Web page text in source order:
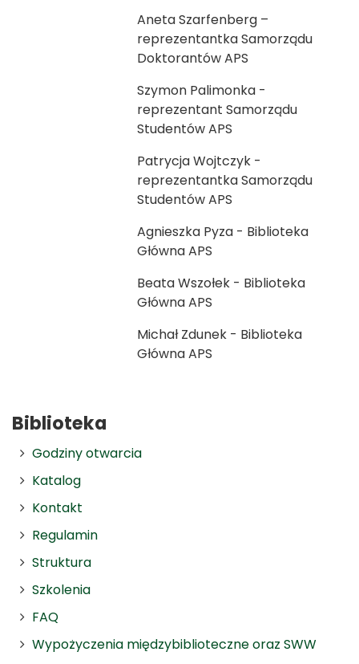
Biblioteka
Godziny otwarcia
Katalog
Kontakt
Regulamin
Struktura
Szkolenia
FAQ
Wypożyczenia międzybiblioteczne oraz SWW
Aneta Szarfenberg –
reprezentantka Samorządu
Doktorantów APS
Szymon Palimonka -
reprezentant Samorządu
Studentów APS
Patrycja Wojtczyk -
reprezentantka Samorządu
Studentów APS
Agnieszka Pyza - Biblioteka
Główna APS
Beata Wszołek - Biblioteka
Główna APS
Michał Zdunek - Biblioteka
Główna APS